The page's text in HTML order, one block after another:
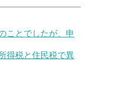
ことでしたが、申
得税と住民税で異